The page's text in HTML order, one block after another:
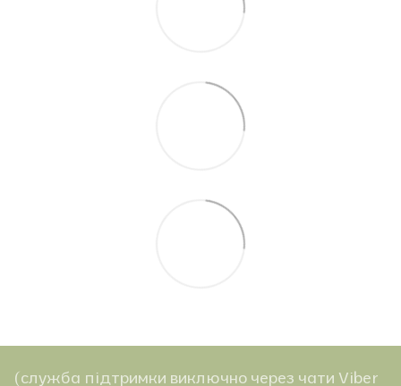
(служба підтримки виключно через чати Viber